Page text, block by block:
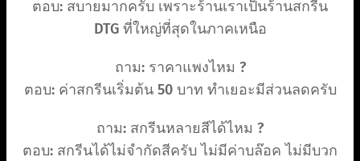
ตอบ: สบายมากครับ เพราะร้านเราเป็นร้านสกรีน
DTG ที่ใหญ่ที่สุดในภาคเหนือ
ถาม: ราคาแพงไหม ?
ตอบ: ค่าสกรีนเริ่มต้น 50 บาท ทำเยอะมีส่วนลดครับ
ถาม: สกรีนหลายสีได้ไหม ?
ตอบ: สกรีนได้ไม่จำกัดสีครับ ไม่มีค่าบล๊อค ไม่มีบวก